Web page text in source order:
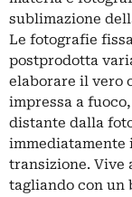
sublimazione
Le fotografie
postprodotta
elaborare il vero
impressa a
distante dalla
transizione. Vive
tagliando con un